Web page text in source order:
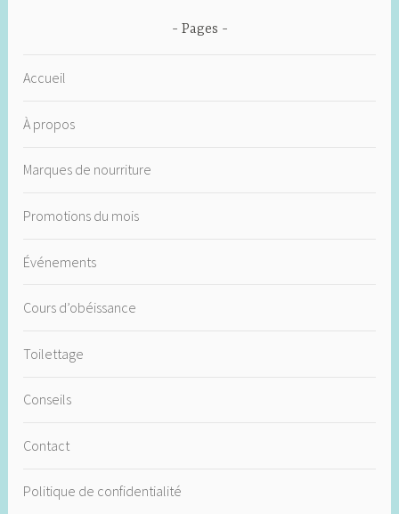
Pages
Accueil
À propos
Marques de nourriture
Promotions du mois
Événements
Cours d’obéissance
Toilettage
Conseils
Contact
Politique de confidentialité